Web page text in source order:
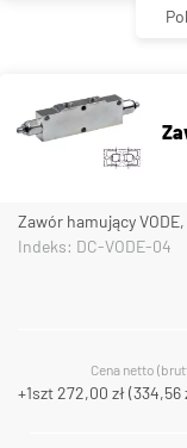
Zawór hamujący VODE,
Indeks: DC-VODE-04
Cena netto
+1szt272,00 zł(334,56